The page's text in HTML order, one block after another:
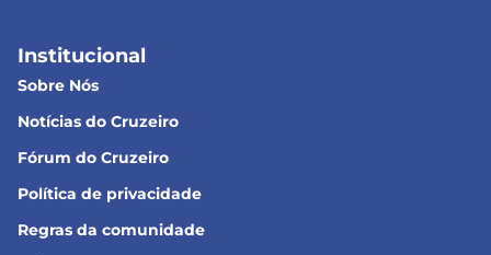
Institucional
Sobre Nós
Notícias do Cruzeiro
Fórum do Cruzeiro
Política de privacidade
Regras da comunidade